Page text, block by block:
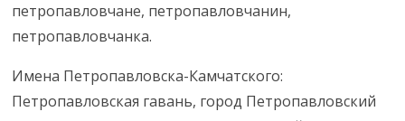
петропавловчане, петропавловчанин,
петропавловчанка.
Имена Петропавловска-Камчатского:
Петропавловская гавань, город Петропавловский